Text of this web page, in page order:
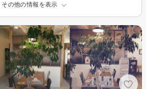
その他の情報を表示